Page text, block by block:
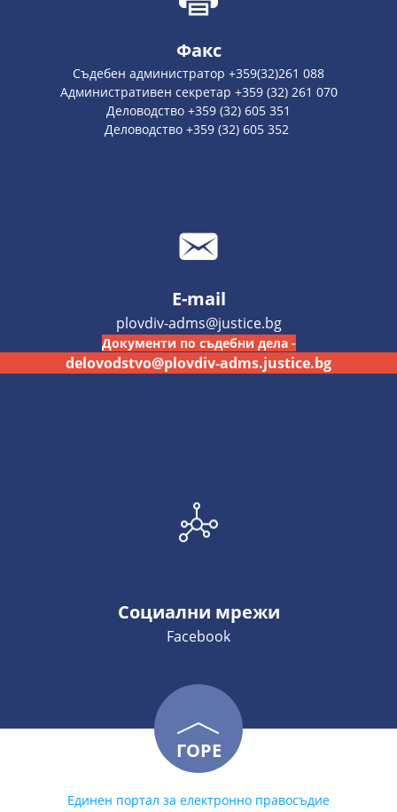
Факс
Съдебен администратор +359(32)261 088
Административен секретар +359 (32) 261 070
Деловодство +359 (32) 605 351
Деловодство +359 (32) 605 352
E-mail
plovdiv-adms@justice.bg
Документи по съдебни дела -
delovodstvo@plovdiv-adms.justice.bg
Социални мрежи
Facebook
ГОРЕ
Единен портал за електронно правосъдие